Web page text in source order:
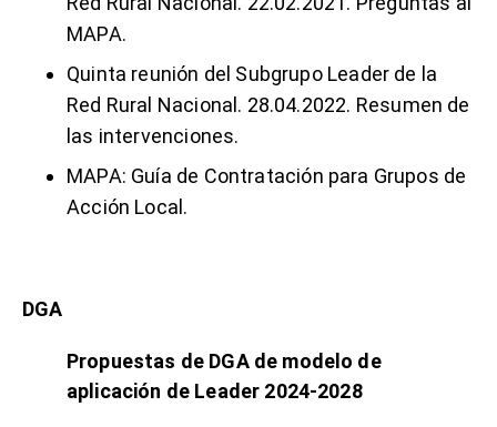
MAPA.
Quinta reunión del Subgrupo Leader de la
Red Rural Nacional. 28.04.2022. Resumen de
las intervenciones.
MAPA: Guía de Contratación para Grupos de
Acción Local .
DGA
Propuestas de DGA de modelo de
aplicación de Leader 2024-2028